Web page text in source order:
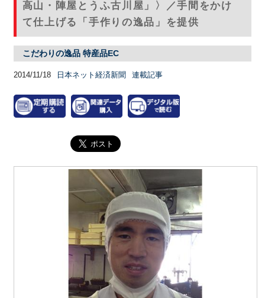
高山・陣屋とうふ古川屋」〉／手間をかけ
て仕上げる「手作りの逸品」を提供
こだわりの逸品 特産品EC
2014/11/18 日本ネット経済新聞 連載記事